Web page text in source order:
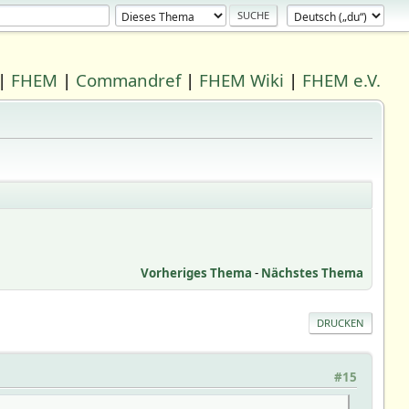
FHEM | Commandref| FHEM Wiki | FHEM e.V.
Vorheriges Thema - Nächstes Thema
DRUCKEN
#15